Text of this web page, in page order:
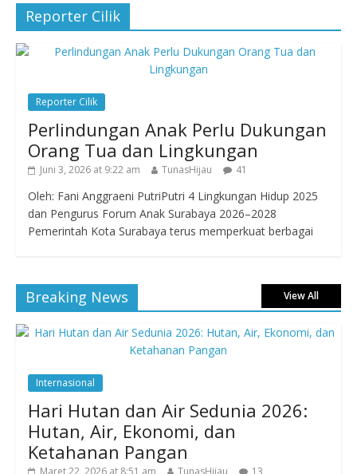
Reporter Cilik
Reporter Cilik
Perlindungan Anak Perlu Dukungan
Orang Tua dan Lingkungan
Juni 3, 2026 at 9:22 am TunasHijau 41
Oleh: Fani Anggraeni PutriPutri 4 Lingkungan Hidup 2025
dan Pengurus Forum Anak Surabaya 2026–2028
Pemerintah Kota Surabaya terus memperkuat berbagai
Breaking News View All
Internasional
Hari Hutan dan Air Sedunia 2026:
Hutan, Air, Ekonomi, dan
Ketahanan Pangan